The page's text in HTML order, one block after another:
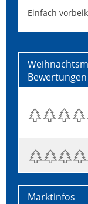
Einfach
Bewertungen
Marktinfos